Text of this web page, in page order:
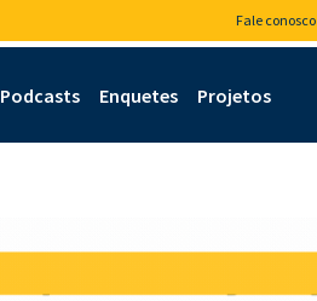
Fale conosco
Podcasts Enquetes Projetos